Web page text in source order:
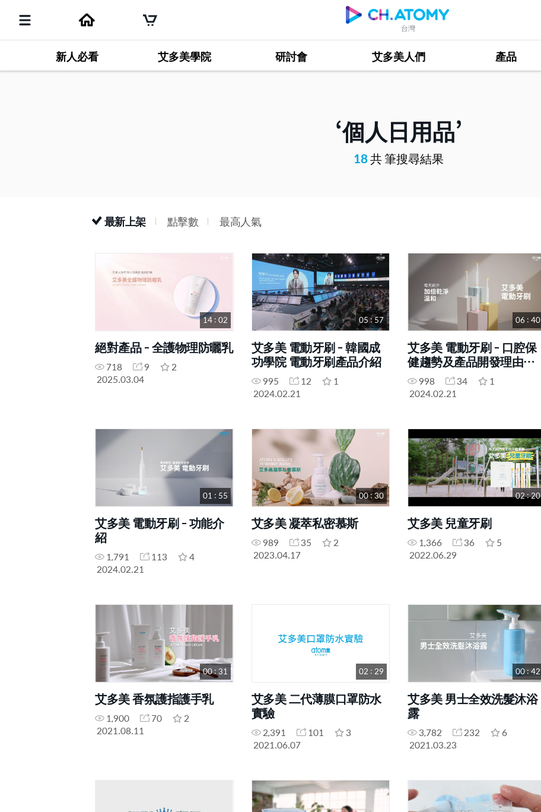
台灣
新人必看 艾多美學院 研討會 艾多美人們 產品
個人日用品
18共 筆搜尋結果
最新上架 點擊數 最高人氣
14 : 02
絕對產品 - 全護物理防曬乳
718 9
2
2025.03.04
05 : 57
艾多美 電動牙刷 - 韓國成
功學院 電動牙刷產品介紹
995 12
1
2024.02.21
06 : 40
艾多美 電動牙刷 - 口腔保
健趨勢及產品開發理由及
優勢
998 34
1
2024.02.21
01 : 55
艾多美 電動牙刷 - 功能介
紹
1,791 113
4
2024.02.21
00 : 30
艾多美 凝萃私密慕斯
989 35
2
2023.04.17
02 : 20
艾多美 兒童牙刷
1,366 36
5
2022.06.29
00 : 31
艾多美 香氛護指護手乳
1,900 70
2
2021.08.11
02 : 29
艾多美 二代薄膜口罩防水
實驗
2,391 101
3
2021.06.07
00 : 42
艾多美 男士全效洗髮沐浴
露
3,782 232
6
2021.03.23